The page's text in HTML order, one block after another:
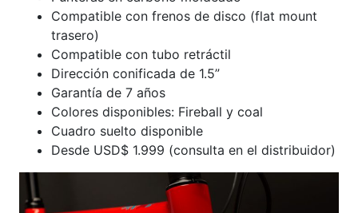
Compatible con frenos de disco (flat mount
trasero)
Compatible con tubo retráctil
Dirección conificada de 1.5”
Garantía de 7 años
Colores disponibles: Fireball y coal
Cuadro suelto disponible
Desde USD$ 1.999 (consulta en el distribuidor)